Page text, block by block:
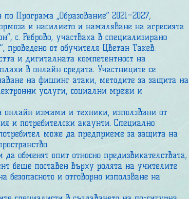
Програма „Образование“ 2021–2027,
и насилието и намаляване на агресията
с. Реброво, участваха в специализирано
от обучителя Цветан Такев.
и дигиталната компетентност на
в онлайн средата. Участниците се
на фишинг атаки, методите за защита на
услуги, социални мрежи и
измами и техники, използвани от
и потребителски акаунти. Специално
може да предприеме за защита на
обменят опит относно предизвикателствата,
беше поставен върху ролята на учителите
и отговорно използване на